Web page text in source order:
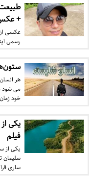
+
عکسی
رسمی
هر
می شود
خود
یکی
فیلم
یکی از
ساری